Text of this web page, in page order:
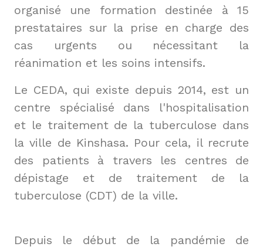
organisé une formation destinée à 15
prestataires sur la prise en charge des
cas urgents ou nécessitant la
réanimation et les soins intensifs.
Le CEDA, qui existe depuis 2014, est un
centre spécialisé dans l'hospitalisation
et le traitement de la tuberculose dans
la ville de Kinshasa. Pour cela, il recrute
des patients à travers les centres de
dépistage et de traitement de la
tuberculose (CDT) de la ville.
Depuis le début de la pandémie de